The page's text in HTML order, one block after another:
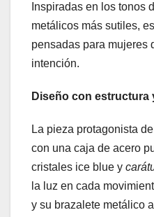
Inspiradas en los tonos
metálicos más sutiles,
pensadas para mujeres
intención.
Diseño con estructura
La pieza protagonista
con una caja de acero
cristales ice blue y
la luz en cada
y su brazalete metálico